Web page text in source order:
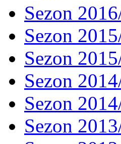
Sezon
Sezon
Sezon
Sezon
Sezon
Sezon